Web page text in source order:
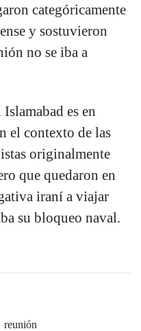
categóricamente
y sostuvieron
no se iba a
es en
el contexto de las
originalmente
que quedaron en
iraní a viajar
su bloqueo naval.
reunión